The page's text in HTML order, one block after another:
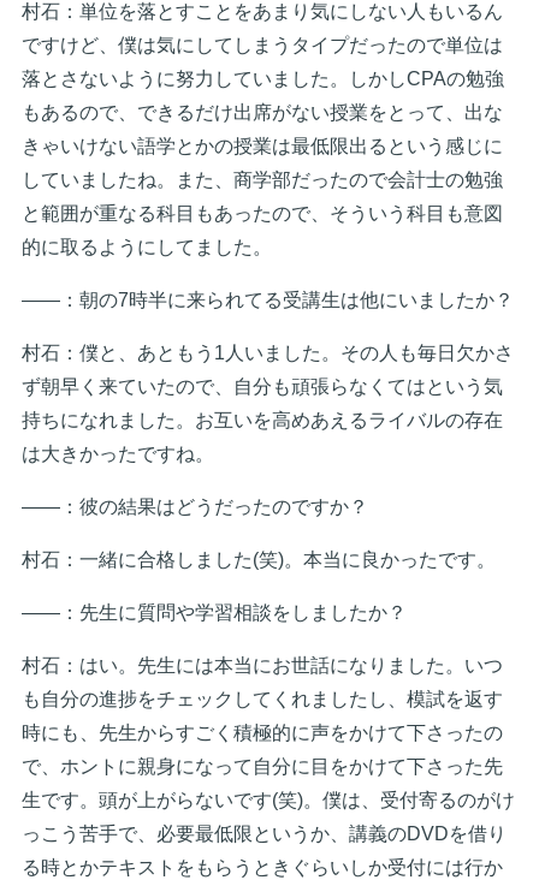
村石：単位を落とすことをあまり気にしない人もいるん
ですけど、僕は気にしてしまうタイプだったので単位は
落とさないように努力していました。しかしCPAの勉強
もあるので、できるだけ出席がない授業をとって、出な
きゃいけない語学とかの授業は最低限出るという感じに
していましたね。また、商学部だったので会計士の勉強
と範囲が重なる科目もあったので、そういう科目も意図
的に取るようにしてました。
――：朝の7時半に来られてる受講生は他にいましたか？
村石：僕と、あともう1人いました。その人も毎日欠かさ
ず朝早く来ていたので、自分も頑張らなくてはという気
持ちになれました。お互いを高めあえるライバルの存在
は大きかったですね。
――：彼の結果はどうだったのですか？
村石：一緒に合格しました(笑)。本当に良かったです。
――：先生に質問や学習相談をしましたか？
村石：はい。先生には本当にお世話になりました。いつ
も自分の進捗をチェックしてくれましたし、模試を返す
時にも、先生からすごく積極的に声をかけて下さったの
で、ホントに親身になって自分に目をかけて下さった先
生です。頭が上がらないです(笑)。僕は、受付寄るのがけ
っこう苦手で、必要最低限というか、講義のDVDを借り
る時とかテキストをもらうときぐらいしか受付には行か